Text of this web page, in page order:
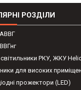
РОЗДІЛИ
світильники РКУ, ЖКУ
для високих
прожектори (LED)